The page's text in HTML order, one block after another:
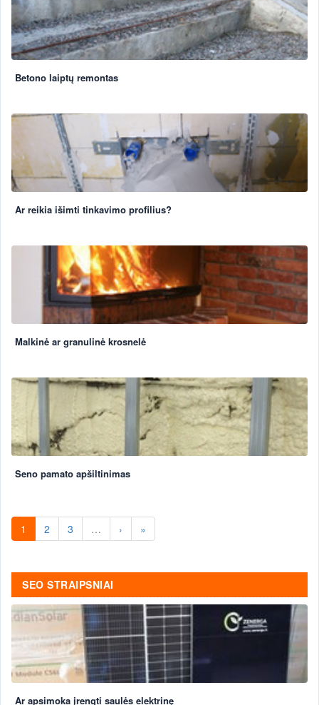
Betono laiptų remontas
Ar reikia išimti tinkavimo profilius?
Malkinė ar granulinė krosnelė
Seno pamato apšiltinimas
1 2 3 … › »
SEO STRAIPSNIAI
Ar apsimoka įrengti saulės elektrinę